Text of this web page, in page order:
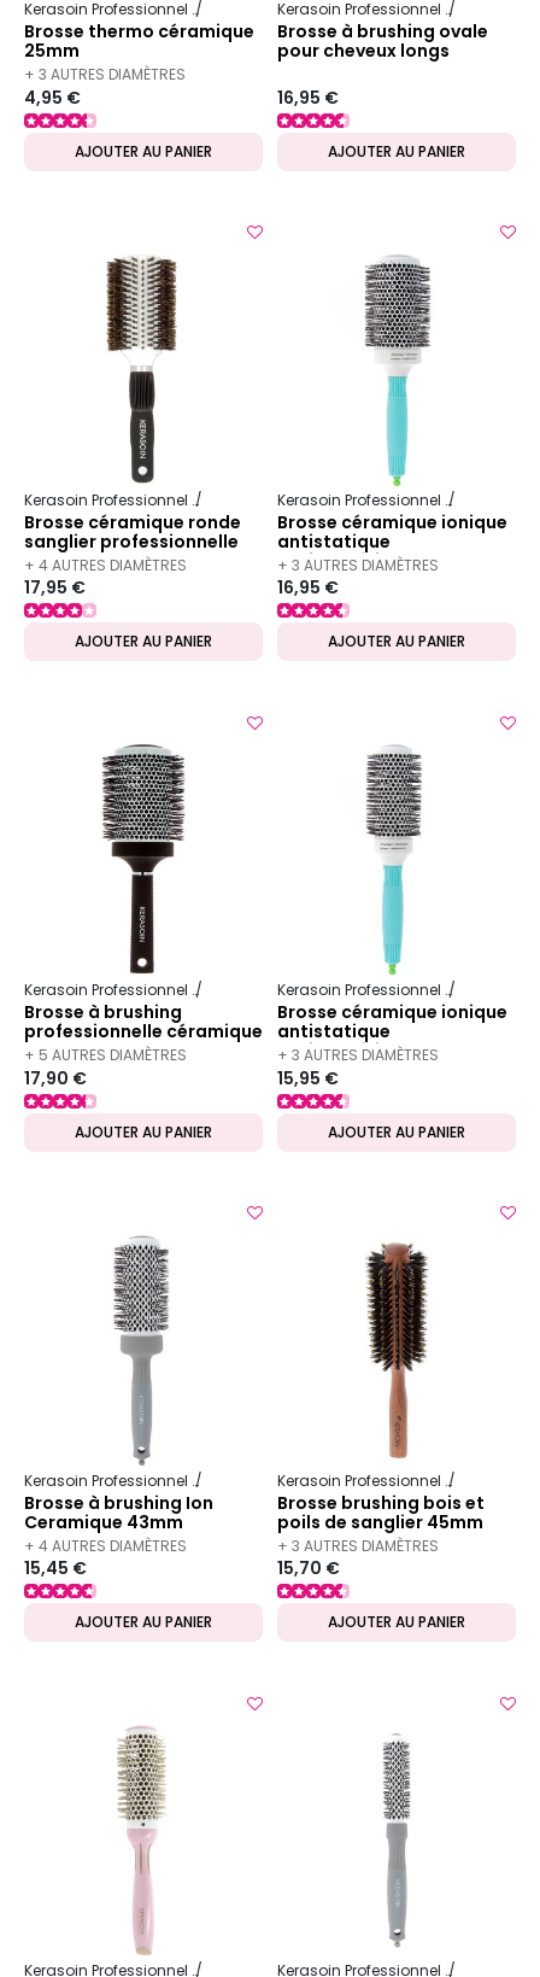
Kerasoin Professionnel Matériel Coiffure Brosse à brushing
Brosse thermo céramique
25mm
+ 3 AUTRES DIAMÈTRES
DISPONIBLES
4,95 €
AJOUTER AU PANIER
Kerasoin Professionnel
Brosse à brushing ovale
pour cheveux longs
16,95 €
AJOUTER AU PANIER
Kerasoin Professionnel Matériel Coiffure Brosse à brushing
Brosse céramique ronde
sanglier professionnelle
43mm
+ 4 AUTRES DIAMÈTRES
DISPONIBLES
17,95 €
AJOUTER AU PANIER
Kerasoin Professionnel
Brosse céramique ionique
antistatique
antibactérienne 55mm
+ 3 AUTRES DIAMÈTRES
DISPONIBLES
16,95 €
AJOUTER AU PANIER
Kerasoin Professionnel Matériel Coiffure Brosse à brushing
Brosse à brushing
professionnelle céramique
65mm
+ 5 AUTRES DIAMÈTRES
DISPONIBLES
17,90 €
AJOUTER AU PANIER
Kerasoin Professionnel
Brosse céramique ionique
antistatique
antibactérienne 45mm
+ 3 AUTRES DIAMÈTRES
DISPONIBLES
15,95 €
AJOUTER AU PANIER
Kerasoin Professionnel Matériel Coiffure Brosse à brushing
Brosse à brushing Ion
Ceramique 43mm
+ 4 AUTRES DIAMÈTRES
DISPONIBLES
15,45 €
AJOUTER AU PANIER
Kerasoin Professionnel
Brosse brushing bois et
poils de sanglier 45mm
+ 3 AUTRES DIAMÈTRES
DISPONIBLES
15,70 €
AJOUTER AU PANIER
Kerasoin Professionnel Matériel Coiffure Brosse à brushing
Kerasoin Professionnel